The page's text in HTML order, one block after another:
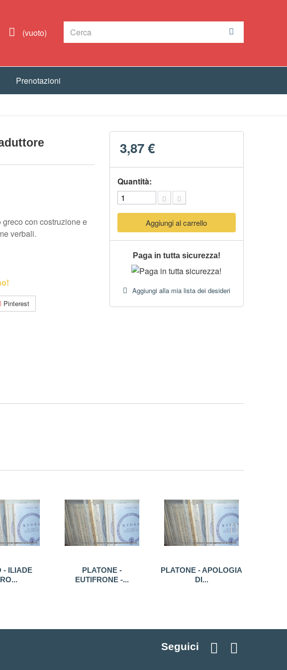
(vuoto)
Prenotazioni
con costruzione e
verbali.
Pinterest
3,87 €
Quantità:
Aggiungi al carrello
Paga in tutta sicurezza!
Aggiungi alla mia lista dei desideri
- ILIADE
PLATONE -
EUTIFRONE -...
PLATONE - APOLOGIA
DI...
Seguici